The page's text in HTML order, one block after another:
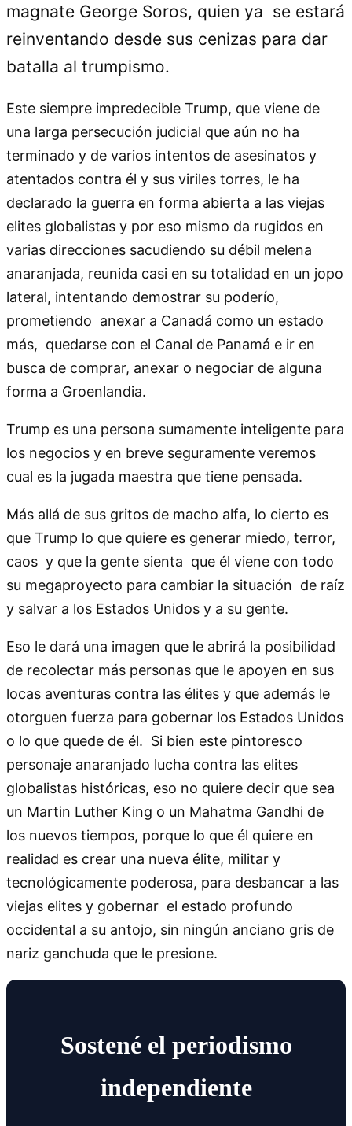
magnate George Soros, quien ya se estará
reinventando desde sus cenizas para dar
batalla al trumpismo.
Este siempre impredecible Trump, que viene de
una larga persecución judicial que aún no ha
terminado y de varios intentos de asesinatos y
atentados contra él y sus viriles torres, le ha
declarado la guerra en forma abierta a las viejas
elites globalistas y por eso mismo da rugidos en
varias direcciones sacudiendo su débil melena
anaranjada, reunida casi en su totalidad en un jopo
lateral, intentando demostrar su poderío,
prometiendo anexar a Canadá como un estado
más, quedarse con el Canal de Panamá e ir en
busca de comprar, anexar o negociar de alguna
forma a Groenlandia.
Trump es una persona sumamente inteligente para
los negocios y en breve seguramente veremos
cual es la jugada maestra que tiene pensada.
Más allá de sus gritos de macho alfa, lo cierto es
que Trump lo que quiere es generar miedo, terror,
caos y que la gente sienta que él viene con todo
su megaproyecto para cambiar la situación de raíz
y salvar a los Estados Unidos y a su gente.
Eso le dará una imagen que le abrirá la posibilidad
de recolectar más personas que le apoyen en sus
locas aventuras contra las élites y que además le
otorguen fuerza para gobernar los Estados Unidos
o lo que quede de él. Si bien este pintoresco
personaje anaranjado lucha contra las elites
globalistas históricas, eso no quiere decir que sea
un Martin Luther King o un Mahatma Gandhi de
los nuevos tiempos, porque lo que él quiere en
realidad es crear una nueva élite, militar y
tecnológicamente poderosa, para desbancar a las
viejas elites y gobernar el estado profundo
occidental a su antojo, sin ningún anciano gris de
nariz ganchuda que le presione.
Sostené el periodismo
independiente